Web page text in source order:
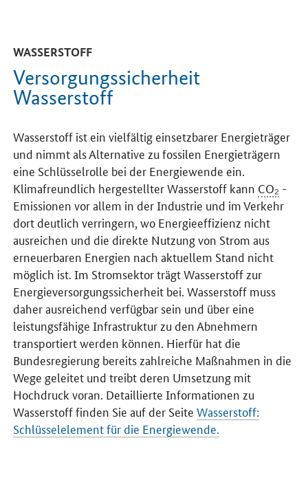
WASSERSTOFF
Versorgungssicherheit
Wasserstoff
Wasserstoff ist ein vielfältig einsetzbarer Energieträger
und nimmt als Alternative zu fossilen Energieträgern
eine Schlüsselrolle bei der Energiewende ein.
Klimafreundlich hergestellter Wasserstoff kann CO₂ -
Emissionen vor allem in der Industrie und im Verkehr
dort deutlich verringern, wo Energieeffizienz nicht
ausreichen und die direkte Nutzung von Strom aus
erneuerbaren Energien nach aktuellem Stand nicht
möglich ist. Im Stromsektor trägt Wasserstoff zur
Energieversorgungssicherheit bei. Wasserstoff muss
daher ausreichend verfügbar sein und über eine
leistungsfähige Infrastruktur zu den Abnehmern
transportiert werden können. Hierfür hat die
Bundesregierung bereits zahlreiche Maßnahmen in die
Wege geleitet und treibt deren Umsetzung mit
Hochdruck voran. Detaillierte Informationen zu
Wasserstoff finden Sie auf der SeiteWasserstoff:
Schlüsselelement für die Energiewende.